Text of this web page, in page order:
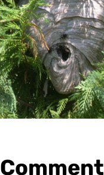
Comment